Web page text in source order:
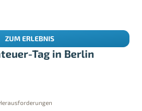
Tag in Berlin
ZUM ERLEBNIS